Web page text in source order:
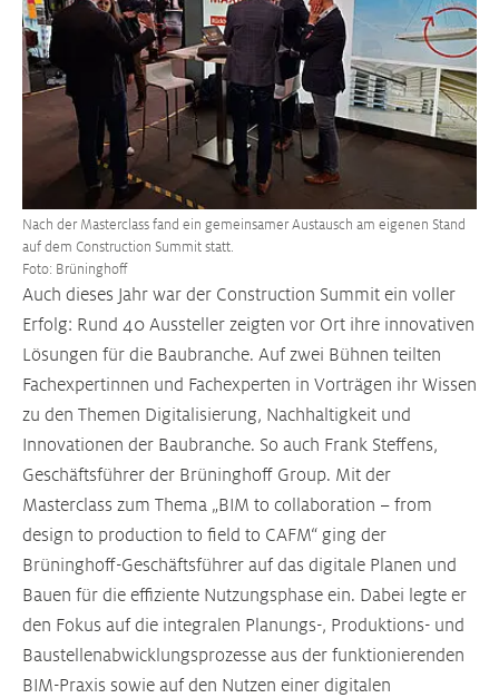
Nach der Masterclass fand ein gemeinsamer Austausch am eigenen Stand
auf dem Construction Summit statt.
Foto: Brüninghoff
Auch dieses Jahr war der Construction Summit ein voller
Erfolg: Rund 40 Aussteller zeigten vor Ort ihre innovativen
Lösungen für die Baubranche. Auf zwei Bühnen teilten
Fachexpertinnen und Fachexperten in Vorträgen ihr Wissen
zu den Themen Digitalisierung, Nachhaltigkeit und
Innovationen der Baubranche. So auch Frank Steffens,
Geschäftsführer der Brüninghoff Group. Mit der
Masterclass zum Thema „BIM to collaboration – from
design to production to field to CAFM“ ging der
Brüninghoff-Geschäftsführer auf das digitale Planen und
Bauen für die effiziente Nutzungsphase ein. Dabei legte er
den Fokus auf die integralen Planungs-, Produktions- und
Baustellenabwicklungsprozesse aus der funktionierenden
BIM-Praxis sowie auf den Nutzen einer digitalen